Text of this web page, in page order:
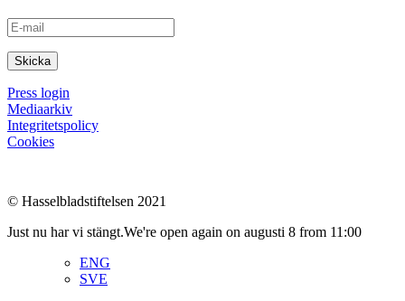
Press login
Mediaarkiv
Integritetspolicy
Cookies
© Hasselbladstiftelsen 2021
Just nu har vi stängt.We're open again on augusti 8 from 11:00
ENG
SVE